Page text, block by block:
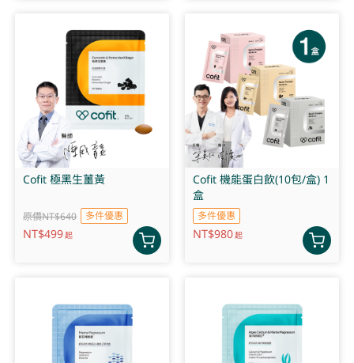
Cofit 極黑生薑黃
原價NT$640 多件優惠
NT$499起
Cofit 機能蛋白飲(10包/盒) 1
盒
多件優惠
NT$980起